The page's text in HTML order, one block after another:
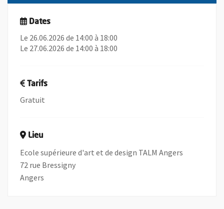
Dates
Le 26.06.2026 de 14:00 à 18:00
Le 27.06.2026 de 14:00 à 18:00
Tarifs
Gratuit
Lieu
Ecole supérieure d'art et de design TALM Angers
72 rue Bressigny
Angers